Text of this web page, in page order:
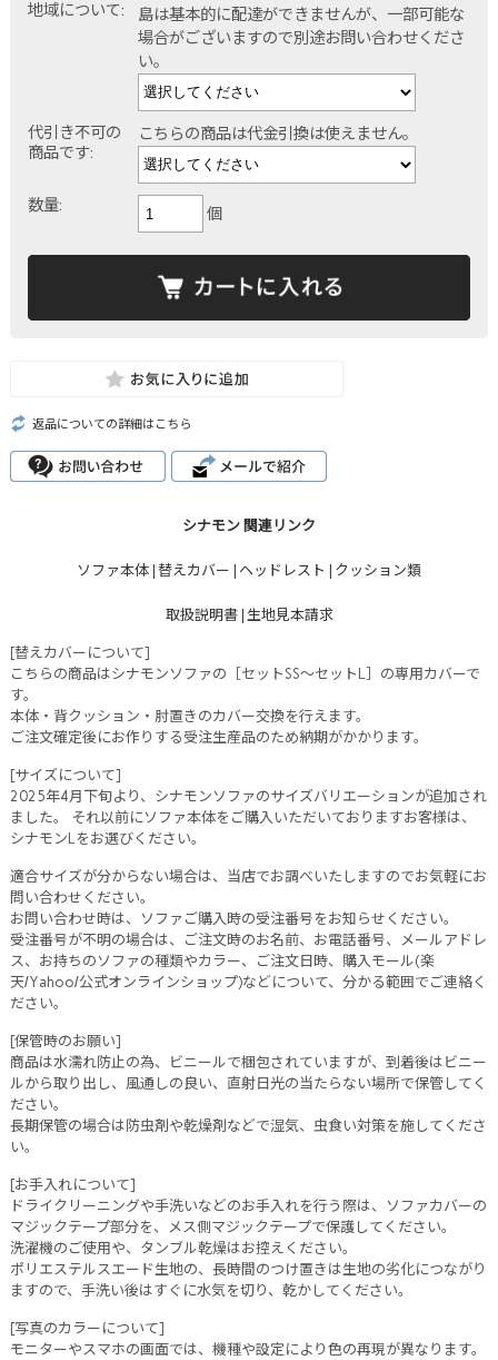
地域について:
島は基本的に配達ができませんが、一部可能な
場合がございますので別途お問い合わせくださ
い。
代引き不可の
商品です:
こちらの商品は代金引換は使えません。
数量: 個
返品についての詳細はこちら
シナモン 関連リンク
ソファ本体 替えカバー ヘッドレスト クッション類
取扱説明書| 生地見本請求
[替えカバーについて]
こちらの商品はシナモンソファの［セットSS～セットL］の専用カバーで
す。
本体・背クッション・肘置きのカバー交換を行えます。
ご注文確定後にお作りする受注生産品のため納期がかかります。
[サイズについて]
2025年4月下旬より、シナモンソファのサイズバリエーションが追加され
ました。 それ以前にソファ本体をご購入いただいておりますお客様は、
シナモンLをお選びください。
適合サイズが分からない場合は、当店でお調べいたしますのでお気軽にお
問い合わせください。
お問い合わせ時は、ソファご購入時の受注番号をお知らせください。
受注番号が不明の場合は、ご注文時のお名前、お電話番号、メールアドレ
ス、お持ちのソファの種類やカラー、ご注文日時、購入モール(楽
天/Yahoo/公式オンラインショップ)などについて、分かる範囲でご連絡く
ださい。
[保管時のお願い]
商品は水濡れ防止の為、ビニールで梱包されていますが、到着後はビニー
ルから取り出し、風通しの良い、直射日光の当たらない場所で保管してく
ださい。
長期保管の場合は防虫剤や乾燥剤などで湿気、虫食い対策を施してくださ
い。
[お手入れについて]
ドライクリーニングや手洗いなどのお手入れを行う際は、ソファカバーの
マジックテープ部分を、メス側マジックテープで保護してください。
洗濯機のご使用や、タンブル乾燥はお控えください。
ポリエステルスエード生地の、長時間のつけ置きは生地の劣化につながり
ますので、手洗い後はすぐに水気を切り、乾かしてください。
[写真のカラーについて]
モニターやスマホの画面では、機種や設定により色の再現が異なります。